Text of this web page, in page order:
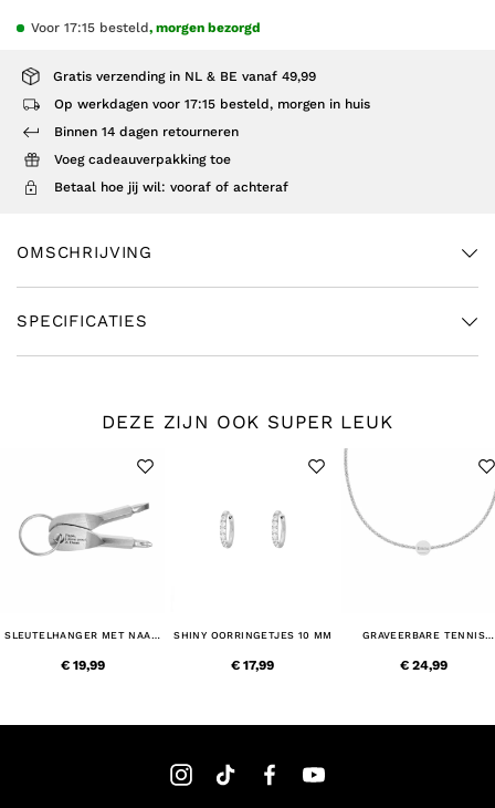
Gratis verzending in NL & BE vanaf 49,99
Op werkdagen voor 17:15 besteld, morgen in huis
Binnen 14 dagen retourneren
Voeg cadeauverpakking toe
Betaal hoe jij wil: vooraf of achteraf
Voor 17:15 besteld, morgen bezorgd
OMSCHRIJVING
SPECIFICATIES
DEZE ZIJN OOK SUPER LEUK
SLEUTELHANGER MET NAAM
€ 19,99
SHINY OORRINGETJES 10 MM
€ 17,99
GRAVEERBARE TENNIS
€ 24,99